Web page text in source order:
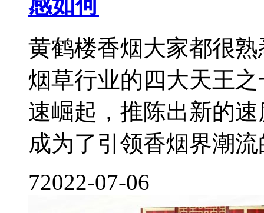
黄鹤楼香烟大家都很
烟草行业的四大天王
速崛起，推陈出新的
成为了引领香烟界潮
72022-07-06